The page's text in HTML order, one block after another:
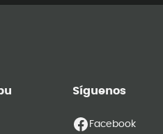
Síguenos
Facebook